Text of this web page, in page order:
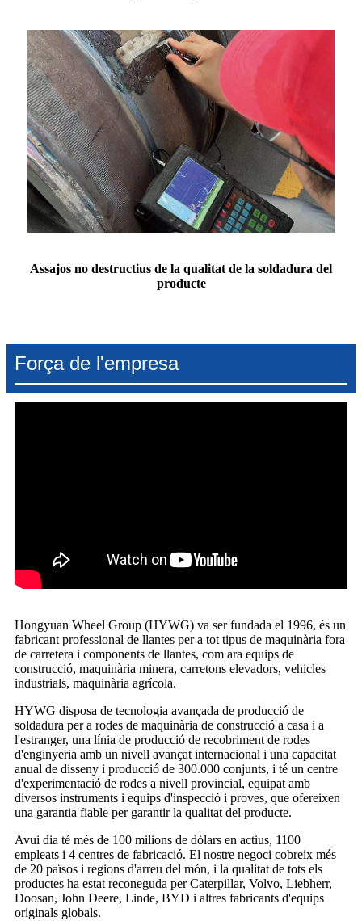
Assajos no destructius de la qualitat de la soldadura del
producte
Força de l'empresa
Hongyuan Wheel Group (HYWG) va ser fundada el 1996, és un
fabricant professional de llantes per a tot tipus de maquinària fora
de carretera i components de llantes, com ara equips de
construcció, maquinària minera, carretons elevadors, vehicles
industrials, maquinària agrícola.
HYWG disposa de tecnologia avançada de producció de
soldadura per a rodes de maquinària de construcció a casa i a
l'estranger, una línia de producció de recobriment de rodes
d'enginyeria amb un nivell avançat internacional i una capacitat
anual de disseny i producció de 300.000 conjunts, i té un centre
d'experimentació de rodes a nivell provincial, equipat amb
diversos instruments i equips d'inspecció i proves, que ofereixen
una garantia fiable per garantir la qualitat del producte.
Avui dia té més de 100 milions de dòlars en actius, 1100
empleats i 4 centres de fabricació. El nostre negoci cobreix més
de 20 països i regions d'arreu del món, i la qualitat de tots els
productes ha estat reconeguda per Caterpillar, Volvo, Liebherr,
Doosan, John Deere, Linde, BYD i altres fabricants d'equips
originals globals.